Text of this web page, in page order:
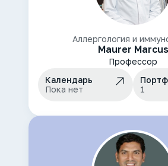
Аллергология и
Maurer Marcus
Профессор
Календарь
Пока нет
1